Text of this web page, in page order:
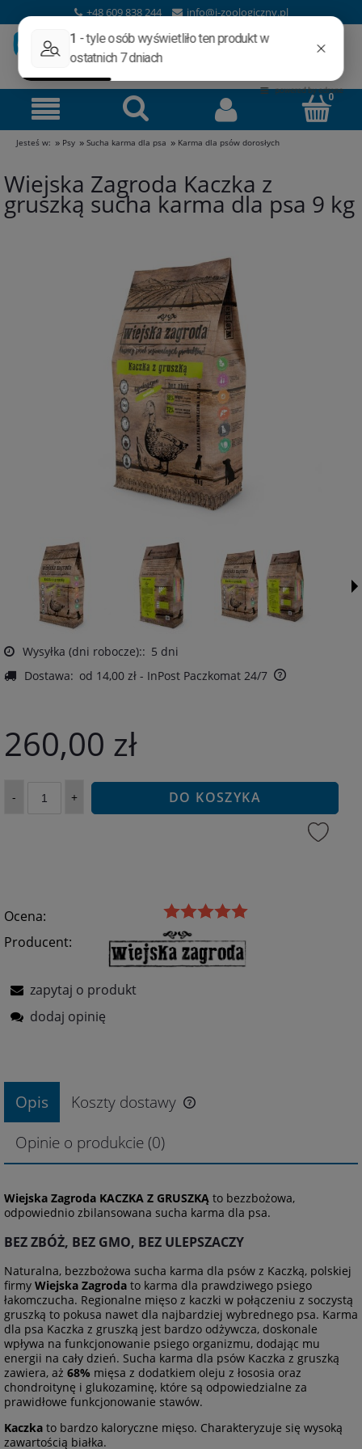
+48 609 838 244 info@i-zoologiczny.pl
Jesteś w: » Psy » Sucha karma dla psa » Karma dla psów dorosłych
Wiejska Zagroda Kaczka z
gruszką sucha karma dla psa 9 kg
Wysyłka (dni robocze):: 5 dni
Dostawa: od 14,00 zł - InPost Paczkomat 24/7
260,00 zł
- + DO KOSZYKA
Ocena:
Producent:
zapytaj o produkt
dodaj opinię
Opis
Koszty dostawy
Opinie o produkcie (0)
Wiejska Zagroda KACZKA Z GRUSZKĄ to bezzbożowa,
odpowiednio zbilansowana sucha karma dla psa.
BEZ ZBÓŻ, BEZ GMO, BEZ ULEPSZACZY
Naturalna, bezzbożowa sucha karma dla psów z Kaczką, polskiej
firmy Wiejska Zagroda to karma dla prawdziwego psiego
łakomczucha. Regionalne mięso z kaczki w połączeniu z soczystą
gruszką to pokusa nawet dla najbardziej wybrednego psa. Karma
dla psa Kaczka z gruszką jest bardzo odżywcza, doskonale
wpływa na funkcjonowanie psiego organizmu, dodając mu
energii na cały dzień. Sucha karma dla psów Kaczka z gruszką
zawiera, aż 68% mięsa z dodatkiem oleju z łososia oraz
chondroitynę i glukozaminę, które są odpowiedzialne za
prawidłowe funkcjonowanie stawów.
Kaczka to bardzo kaloryczne mięso. Charakteryzuje się wysoką
zawartością białka.